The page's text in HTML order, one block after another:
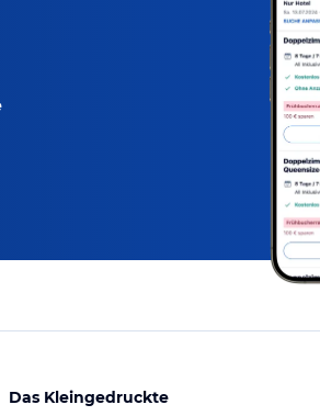
Das Kleingedruckte